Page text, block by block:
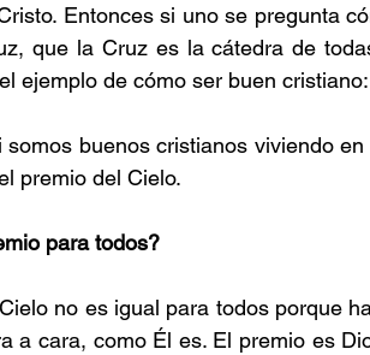
Entonces si uno se pregunta
que la Cruz es la cátedra de
ejemplo de cómo ser buen
somos buenos cristianos viviendo
premio del Cielo.
para todos?
no es igual para todos porque
a cara, como Él es. El premio es